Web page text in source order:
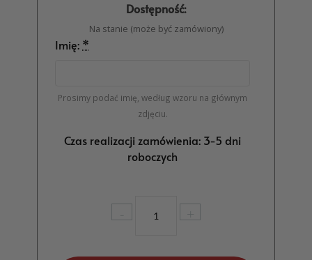
Dostępność:
Na stanie (może być zamówiony)
Imię: *
Prosimy podać imię, według wzoru na głównym
zdjęciu.
Czas realizacji zamówienia: 3-5 dni
roboczych
-
Drewniane +